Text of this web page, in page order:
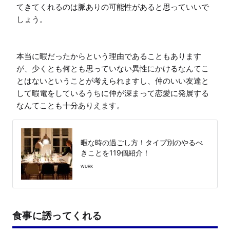
てきてくれるのは脈ありの可能性があると思っていいで
しょう。
本当に暇だったからという理由であることもあります
が、少くとも何とも思っていない異性にかけるなんてこ
とはないということが考えられますし、仲のいい友達と
して暇電をしているうちに仲が深まって恋愛に発展する
なんてことも十分ありえます。
暇な時の過ごし方！タイプ別のやるべ
きことを119個紹介！
WURK
食事に誘ってくれる